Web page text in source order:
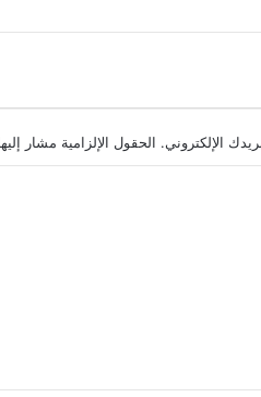
الإلكتروني. الحقول الإلزامية مشار